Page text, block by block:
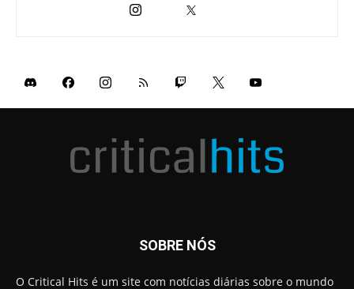
SOBRE NÓS
O Critical Hits é um site com notícias diárias sobre o mundo